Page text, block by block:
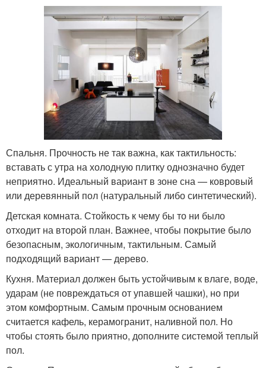
Спальня. Прочность не так важна, как тактильность:
вставать с утра на холодную плитку однозначно будет
неприятно. Идеальный вариант в зоне сна — ковровый
или деревянный пол (натуральный либо синтетический).
Детская комната. Стойкость к чему бы то ни было
отходит на второй план. Важнее, чтобы покрытие было
безопасным, экологичным, тактильным. Самый
подходящий вариант — дерево.
Кухня. Материал должен быть устойчивым к влаге, воде,
ударам (не повреждаться от упавшей чашки), но при
этом комфортным. Самым прочным основанием
считается кафель, керамогранит, наливной пол. Но
чтобы стоять было приятно, дополните системой теплый
пол.